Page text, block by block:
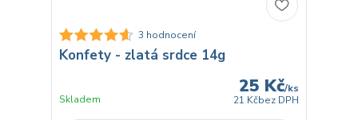
3 hodnocení
Konfety - zlatá srdce 14g
25 Kč/ks
21 Kčbez DPH
Skladem